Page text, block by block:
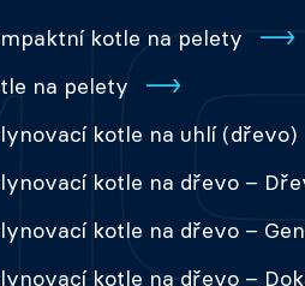
kotle na pelety
na pelety
kotle na uhlí (dřevo)
kotle na dřevo –
kotle na dřevo –
kotle na dřevo –